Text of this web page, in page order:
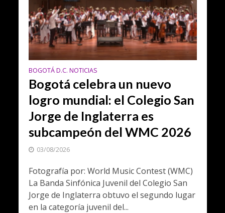
BOGOTÁ D.C. NOTICIAS
Bogotá celebra un nuevo
logro mundial: el Colegio San
Jorge de Inglaterra es
subcampeón del WMC 2026
03/08/2026
Fotografía por: World Music Contest (WMC)
La Banda Sinfónica Juvenil del Colegio San
Jorge de Inglaterra obtuvo el segundo lugar
en la categoría juvenil del...